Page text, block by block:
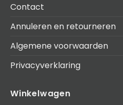
Contact
Annuleren en retourneren
Algemene voorwaarden
Privacyverklaring
Winkelwagen